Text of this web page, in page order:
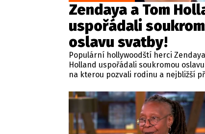
Zendaya a Tom
uspořádali
oslavu svatby!
Populární hollywoodští herci
Holland uspořádali soukromou
na kterou pozvali rodinu a nejbližší
pronajali luxusní venkovský hotel
britském hrabství Surrey. Celý
rozlehlého panství nedaleko hercova
jihozápadního londýnského domova